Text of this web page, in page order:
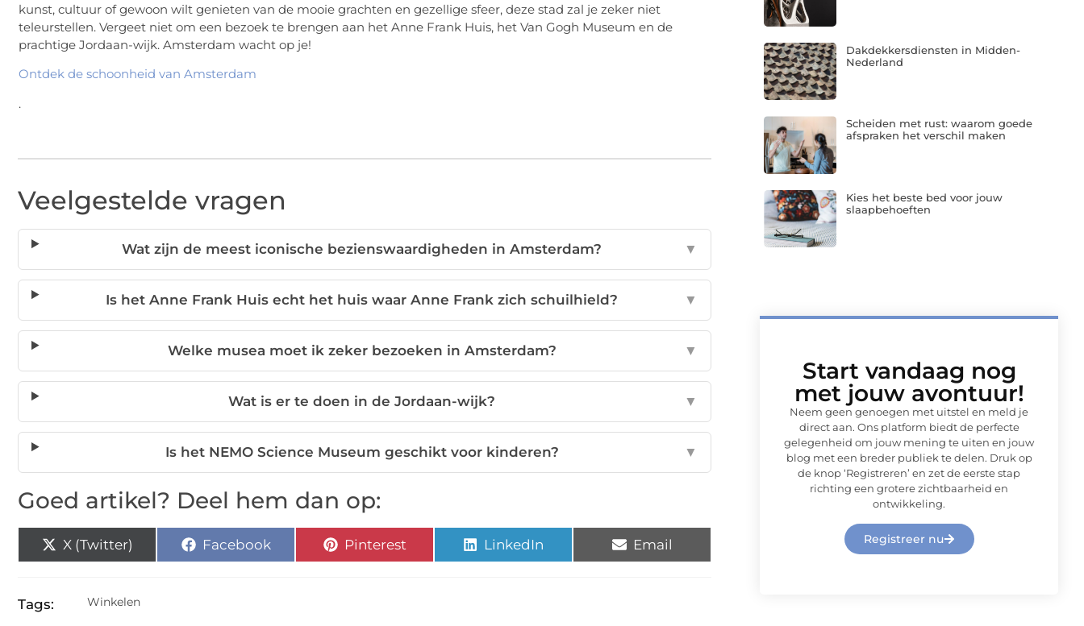
kunst, cultuur of gewoon wilt genieten van de mooie grachten en gezellige sfeer, deze stad zal je zeker niet
teleurstellen. Vergeet niet om een bezoek te brengen aan het Anne Frank Huis, het Van Gogh Museum en de
prachtige Jordaan-wijk. Amsterdam wacht op je!
Ontdek de schoonheid van Amsterdam
.
Veelgestelde vragen
Wat zijn de meest iconische bezienswaardigheden in Amsterdam? ▼
Is het Anne Frank Huis echt het huis waar Anne Frank zich schuilhield? ▼
Welke musea moet ik zeker bezoeken in Amsterdam? ▼
Wat is er te doen in de Jordaan-wijk? ▼
Is het NEMO Science Museum geschikt voor kinderen? ▼
Goed artikel? Deel hem dan op:
X (Twitter) Facebook Pinterest LinkedIn Email
Tags: Winkelen
Dakdekkersdiensten in Midden-
Nederland
Scheiden met rust: waarom goede
afspraken het verschil maken
Kies het beste bed voor jouw
slaapbehoeften
Start vandaag nog
met jouw avontuur!
Neem geen genoegen met uitstel en meld je
direct aan. Ons platform biedt de perfecte
gelegenheid om jouw mening te uiten en jouw
blog met een breder publiek te delen. Druk op
de knop ‘Registreren’ en zet de eerste stap
richting een grotere zichtbaarheid en
ontwikkeling.
Registreer nu